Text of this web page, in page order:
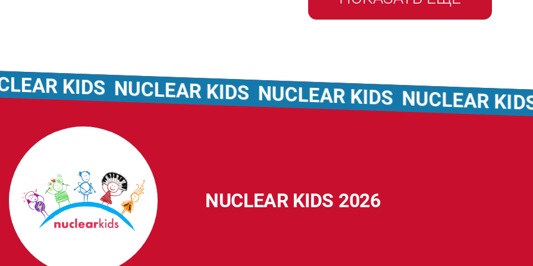
NUCLEAR KIDS 2026
NUCLEAR KIDS NUCLEAR KIDS NUCLEAR KIDS